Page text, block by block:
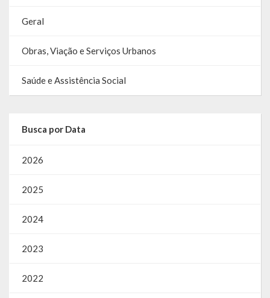
Geral
Obras, Viação e Serviços Urbanos
Saúde e Assistência Social
Busca por Data
2026
2025
2024
2023
2022